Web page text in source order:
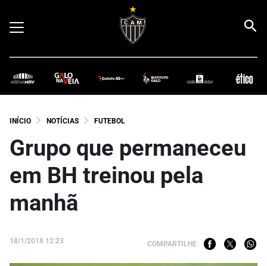
INÍCIO NOTÍCIAS FUTEBOL
Grupo que permaneceu
em BH treinou pela
manhã
18/1/2018 12:23 COMPARTILHE